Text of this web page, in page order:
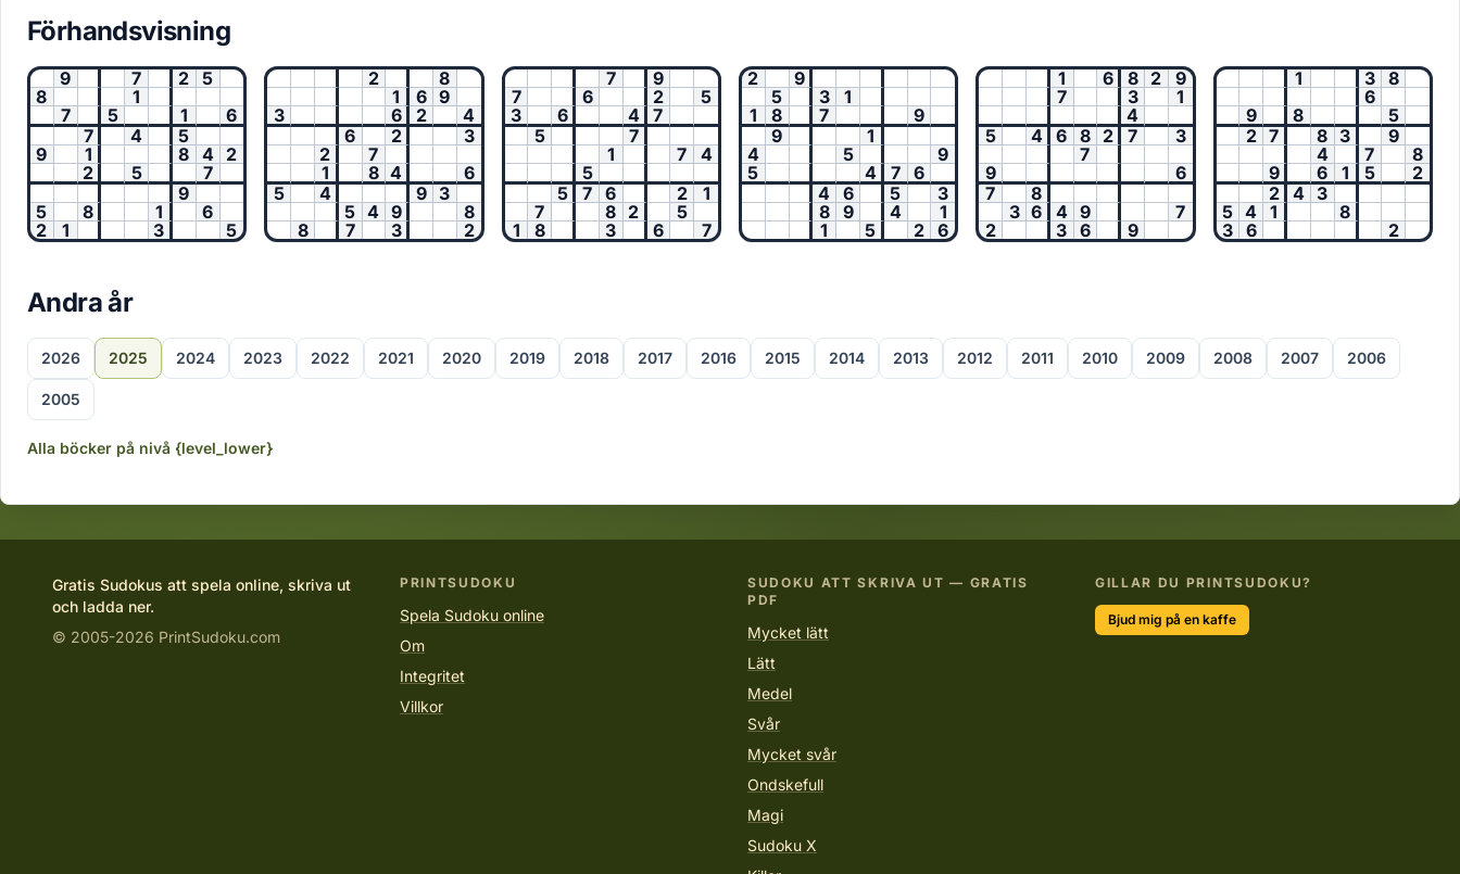
Förhandsvisning
9 7 2
5
8
1
7
5 1
6
7
4
5
9
1 8 4
2
2
5
7
9
5
8 1
6
2
1 3 5
2
8
1
6 9
3
6 2
4
6
2
3
2
7
1
8 4
6
5
4 9
3
5 4 9
8
8
7 3 2
7
9
7
6 2
5
3
6 4
7
5
7
1
7
4
5
5
7 6 2
1
7
8 2
5
1
8 3 6 7
2
9
5
3
1
1
8 7
9
9
1
4
5
9
5
4 7
6
4 6 5
3
8
9 4
1
1
5 2 6
1 6 8 2
9
7
3
1
4
5
4 6 8 2 7
3
7
9
6
7
8
3 6 4 9
7
2
3 6 9
1 3
8
6
9
8
5
2 7 8 3
9
4
7
8
9
6 1 5
2
2
4
3
5 4 1
8
3 6 2
Andra år
2026 2025 2024 2023 2022 2021 2020 2019 2018 2017 2016 2015 2014 2013 2012 2011 2010 2009 2008 2007 2006
2005
Alla böcker på nivå {level_lower}
Gratis Sudokus att spela online, skriva ut
och ladda ner.
© 2005-2026 PrintSudoku.com
PRINTSUDOKU
Spela Sudoku online
Om
Integritet
Villkor
SUDOKU ATT SKRIVA UT — GRATIS
PDF
Mycket lätt
Lätt
Medel
Svår
Mycket svår
Ondskefull
Magi
Sudoku X
GILLAR DU PRINTSUDOKU?
Bjud mig på en kaffe